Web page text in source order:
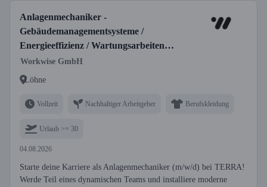
Anlagenmechaniker -
Gebäudemanagementsysteme /
Energieeffizienz / Wartungsarbeiten
(m/w/d)
Workwise GmbH
Löhne
Vollzeit Nachhaltiger Arbeitgeber Berufskleidung
Urlaub >= 30
04.08.2026
Starte deine Karriere als Anlagenmechaniker (m/w/d) bei TERRA!
Werde Teil eines dynamischen Teams und installiere moderne